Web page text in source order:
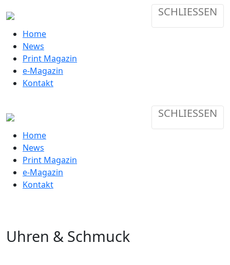
SCHLIESSEN
Home
News
Print Magazin
e-Magazin
Kontakt
SCHLIESSEN
Home
News
Print Magazin
e-Magazin
Kontakt
Uhren & Schmuck